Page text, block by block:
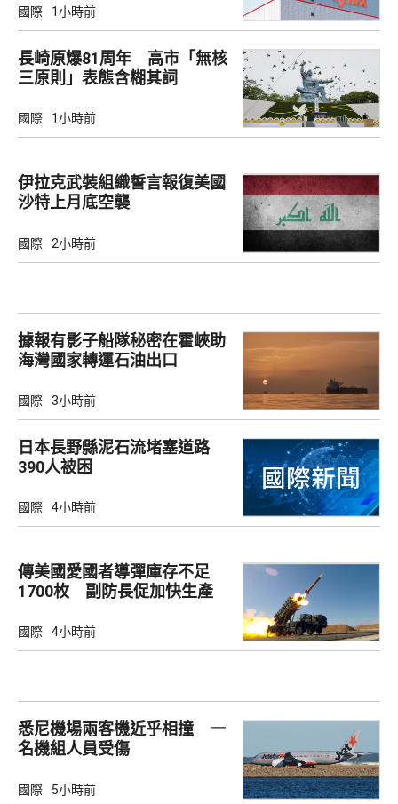
國際 1小時前
長崎原爆81周年 高市「無核
三原則」表態含糊其詞
國際 1小時前
伊拉克武裝組織誓言報復美國
沙特上月底空襲
國際 2小時前
據報有影子船隊秘密在霍峽助
海灣國家轉運石油出口
國際 3小時前
日本長野縣泥石流堵塞道路
390人被困
國際 4小時前
傳美國愛國者導彈庫存不足
1700枚 副防長促加快生產
國際 4小時前
悉尼機場兩客機近乎相撞 一
名機組人員受傷
國際 5小時前